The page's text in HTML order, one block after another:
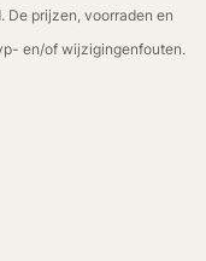
De prijzen, voorraden en
en/of wijzigingenfouten.